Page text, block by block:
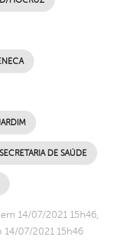
SECRETARIA DE SAÚDE
14/07/2021 15h46,
14/07/2021 15h46